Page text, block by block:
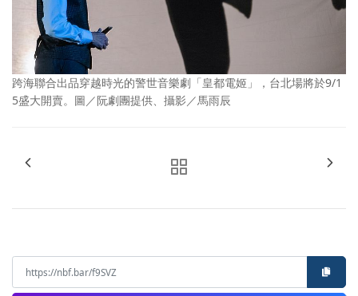
跨海聯合出品穿越時光的警世音樂劇「皇都電姬」，台北場將於9/1
5盛大開賣。圖／阮劇團提供、攝影／馬雨辰